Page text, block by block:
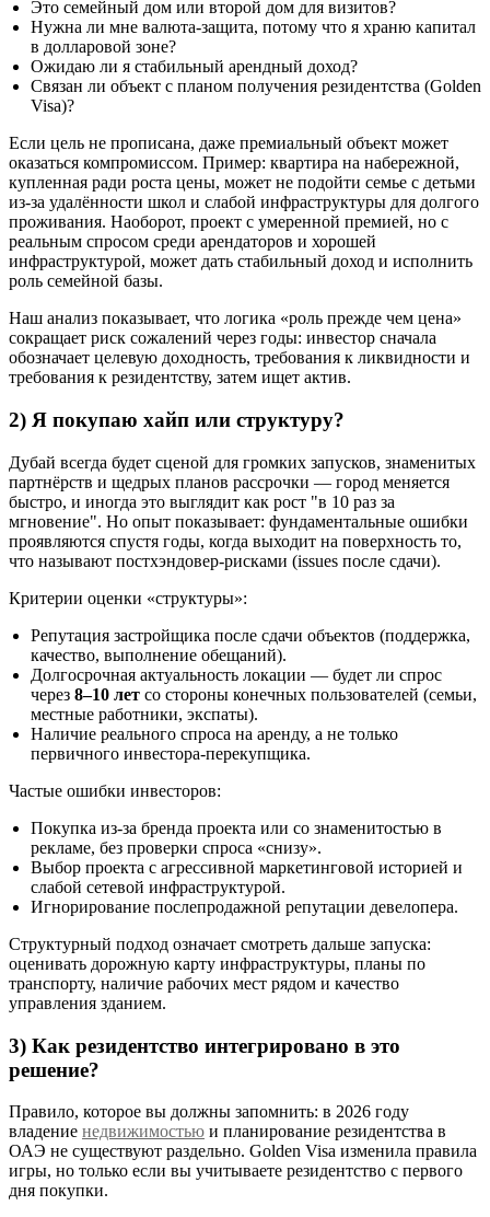
Это семейный дом или второй дом для визитов?
Нужна ли мне валюта‑защита, потому что я храню капитал
в долларовой зоне?
Ожидаю ли я стабильный арендный доход?
Связан ли объект с планом получения резидентства (Golden
Visa)?
Если цель не прописана, даже премиальный объект может
оказаться компромиссом. Пример: квартира на набережной,
купленная ради роста цены, может не подойти семье с детьми
из‑за удалённости школ и слабой инфраструктуры для долгого
проживания. Наоборот, проект с умеренной премией, но с
реальным спросом среди арендаторов и хорошей
инфраструктурой, может дать стабильный доход и исполнить
роль семейной базы.
Наш анализ показывает, что логика «роль прежде чем цена»
сокращает риск сожалений через годы: инвестор сначала
обозначает целевую доходность, требования к ликвидности и
требования к резидентству, затем ищет актив.
2) Я покупаю хайп или структуру?
Дубай всегда будет сценой для громких запусков, знаменитых
партнёрств и щедрых планов рассрочки — город меняется
быстро, и иногда это выглядит как рост "в 10 раз за
мгновение". Но опыт показывает: фундаментальные ошибки
проявляются спустя годы, когда выходит на поверхность то,
что называют постхэндовер‑рисками (issues после сдачи).
Критерии оценки «структуры»:
Репутация застройщика после сдачи объектов (поддержка,
качество, выполнение обещаний).
Долгосрочная актуальность локации — будет ли спрос
через 8–10 лет со стороны конечных пользователей (семьи,
местные работники, экспаты).
Наличие реального спроса на аренду, а не только
первичного инвестора‑перекупщика.
Частые ошибки инвесторов:
Покупка из‑за бренда проекта или со знаменитостью в
рекламе, без проверки спроса «снизу».
Выбор проекта с агрессивной маркетинговой историей и
слабой сетевой инфраструктурой.
Игнорирование послепродажной репутации девелопера.
Структурный подход означает смотреть дальше запуска:
оценивать дорожную карту инфраструктуры, планы по
транспорту, наличие рабочих мест рядом и качество
управления зданием.
3) Как резидентство интегрировано в это
решение?
Правило, которое вы должны запомнить: в 2026 году
владение недвижимостью и планирование резидентства в
ОАЭ не существуют раздельно. Golden Visa изменила правила
игры, но только если вы учитываете резидентство с первого
дня покупки.